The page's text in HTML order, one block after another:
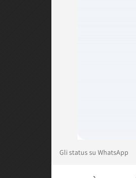
Gli status su WhatsApp